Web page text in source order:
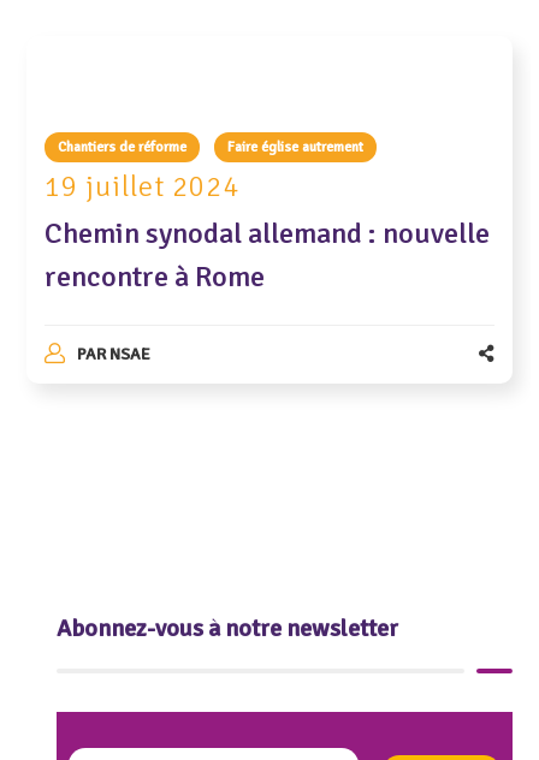
Chantiers de réforme Faire église autrement
19 juillet 2024
Chemin synodal allemand : nouvelle
rencontre à Rome
PARNSAE
Abonnez-vous à notre newsletter